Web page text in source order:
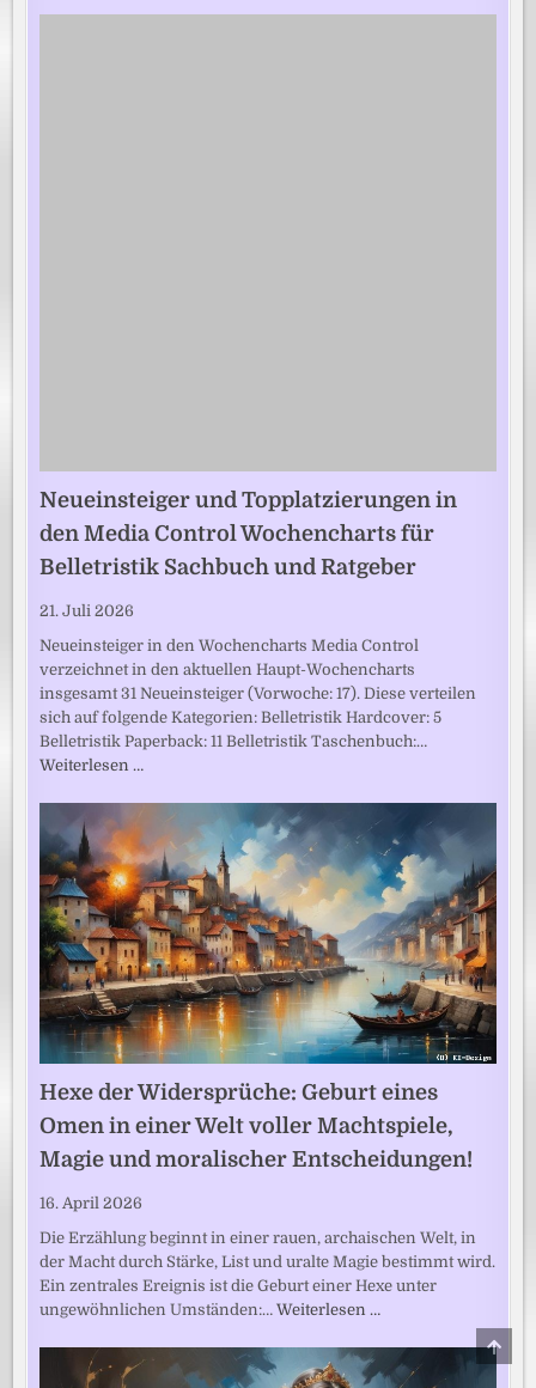
Neueinsteiger und Topplatzierungen in
den Media Control Wochencharts für
Belletristik Sachbuch und Ratgeber
21. Juli 2026
Neueinsteiger in den Wochencharts Media Control
verzeichnet in den aktuellen Haupt-Wochencharts
insgesamt 31 Neueinsteiger (Vorwoche: 17). Diese verteilen
sich auf folgende Kategorien: Belletristik Hardcover: 5
Belletristik Paperback: 11 Belletristik Taschenbuch:…
Weiterlesen …
Hexe der Widersprüche: Geburt eines
Omen in einer Welt voller Machtspiele,
Magie und moralischer Entscheidungen!
16. April 2026
Die Erzählung beginnt in einer rauen, archaischen Welt, in
der Macht durch Stärke, List und uralte Magie bestimmt wird.
Ein zentrales Ereignis ist die Geburt einer Hexe unter
ungewöhnlichen Umständen:…Weiterlesen …
TO